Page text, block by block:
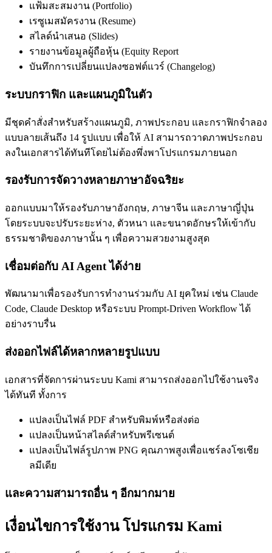
แฟ้มสะสมงาน (Portfolio)
เรซูเมสมัครงาน (Resume)
สไลด์นำเสนอ (Slides)
รายงานข้อมูลผู้ถือหุ้น (Equity Report
บันทึกการเปลี่ยนแปลงซอฟต์แวร์ (Changelog)
ระบบกราฟิก และแผนภูมิในตัว
มีชุดคำสั่งสำหรับสร้างแผนภูมิ, ภาพประกอบ และกราฟิกจำลอง
แบบลายเส้นถึง 14 รูปแบบ เพื่อให้ AI สามารถวาดภาพประกอบ
ลงในเอกสารได้ทันทีโดยไม่ต้องพึ่งพาโปรแกรมภายนอก
รองรับการจัดวางหลายภาษาอัจฉริยะ
ออกแบบมาให้รองรับภาษาอังกฤษ, ภาษาจีน และภาษาญี่ปุ่น
โดยระบบจะปรับระยะห่าง, ตัวหนา และขนาดอักษรให้เข้ากับ
ธรรมชาติของภาษานั้น ๆ เพื่อความสวยงามสูงสุด
เชื่อมต่อกับ AI Agent ได้ง่าย
พัฒนามาเพื่อรองรับการทำงานร่วมกับ AI ยุคใหม่ เช่น Claude
Code, Claude Desktop หรือระบบ Prompt-Driven Workflow ได้
อย่างราบรื่น
ส่งออกไฟล์ได้หลากหลายรูปแบบ
เอกสารที่จัดการผ่านระบบ Kami สามารถส่งออกไปใช้งานจริง
ได้ทันที ทั้งการ
แปลงเป็นไฟล์ PDF สำหรับพิมพ์หรือส่งต่อ
แปลงเป็นหน้าสไลด์สำหรับพรีเซนต์
แปลงเป็นไฟล์รูปภาพ PNG คุณภาพสูงเพื่อแชร์ลงโซเชีย
ลมีเดีย
และความสามารถอื่น ๆ อีกมากมาย
เงื่อนไขการใช้งาน โปรแกรม Kami